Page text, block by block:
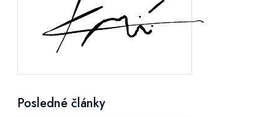
Posledné články